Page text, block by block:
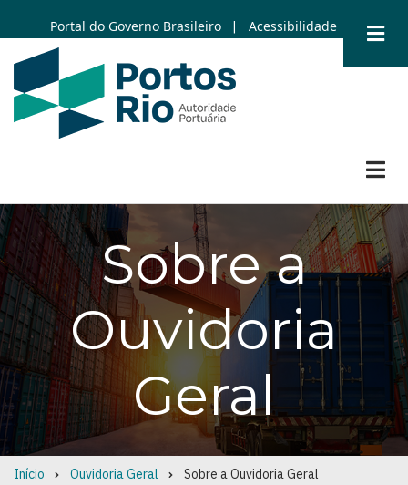
to
main
content
Portal do Governo Brasileiro | Acessibilidade
Sobre a
Ouvidoria
Geral
Início Ouvidoria Geral Sobre a Ouvidoria Geral